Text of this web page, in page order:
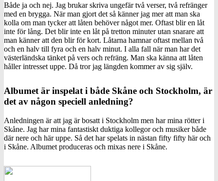
Både ja och nej. Jag brukar skriva ungefär två verser, två refränger
med en brygga. När man gjort det så känner jag mer att man ska
kolla om man tycker att låten behöver något mer. Oftast blir en låt
inte för lång. Det blir inte en låt på tretton minuter utan snarare att
man känner att den blir för kort. Låtarna hamnar oftast mellan två
och en halv till fyra och en halv minut. I alla fall när man har det
västerländska tänket på vers och refräng. Man ska känna att låten
håller intresset uppe. Då tror jag längden kommer av sig själv.
Albumet är inspelat i både Skåne och Stockholm, är
det av någon speciell anledning?
Anledningen är att jag är bosatt i Stockholm men har mina rötter i
Skåne. Jag har mina fantastiskt duktiga kollegor och musiker både
där nere och här uppe. Så det har spelats in nästan fifty fifty här och
i Skåne. Albumet produceras och mixas nere i Skåne.